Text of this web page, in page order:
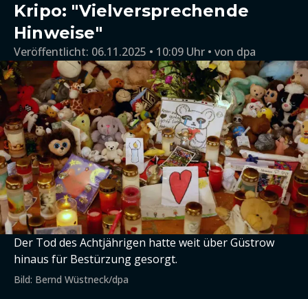
Kripo: "Vielversprechende
Hinweise"
Veröffentlicht: 06.11.2025 • 10:09 Uhr von dpa
Der Tod des Achtjährigen hatte weit über Güstrow
hinaus für Bestürzung gesorgt.
Bild: Bernd Wüstneck/dpa